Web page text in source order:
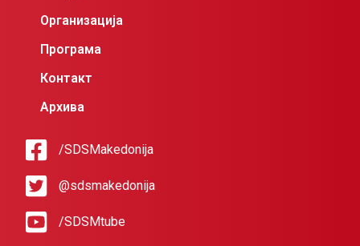
Организација
Програма
Контакт
Архива
/SDSMakedonija
@sdsmakedonija
/SDSMtube